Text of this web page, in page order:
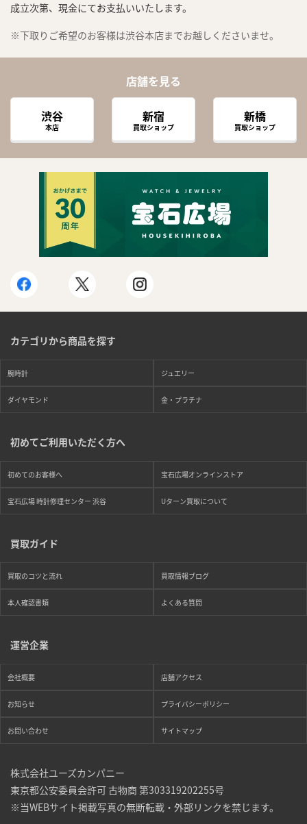
成立次第、現金にてお支払いいたします。
※下取りご希望のお客様は渋谷本店までお越しくださいませ。
店舗を見る
渋谷
本店
新宿
買取ショップ
新橋
買取ショップ
カテゴリから商品を探す
腕時計 ジュエリー
ダイヤモンド 金・プラチナ
初めてご利用いただく方へ
初めてのお客様へ 宝石広場オンラインストア
宝石広場 時計修理センター 渋谷 Uターン買取について
買取ガイド
買取のコツと流れ 買取情報ブログ
本人確認書類 よくある質問
運営企業
会社概要 店舗アクセス
お知らせ プライバシーポリシー
お問い合わせ サイトマップ
株式会社ユーズカンパニー
東京都公安委員会許可 古物商 第303319202255号
※当WEBサイト掲載写真の無断転載・外部リンクを禁じます。